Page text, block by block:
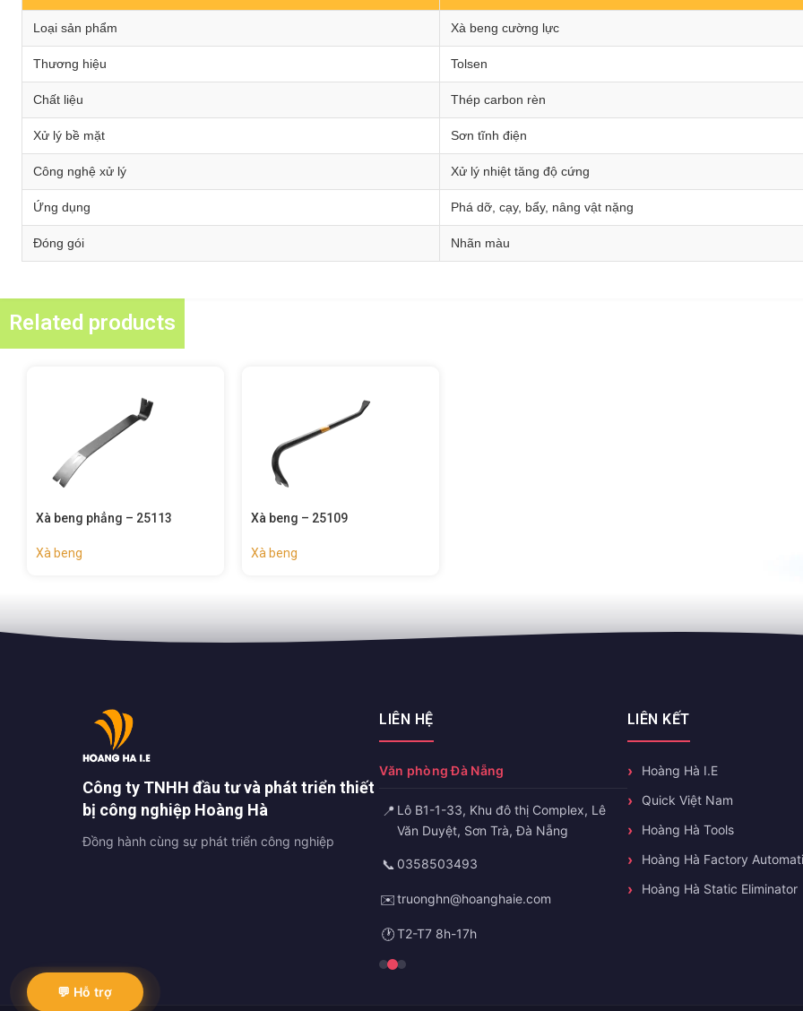
Loại sản phẩm Xà beng cường lực
Thương hiệu Tolsen
Chất liệu Thép carbon rèn
Xử lý bề mặt Sơn tĩnh điện
Công nghệ xử lý Xử lý nhiệt tăng độ cứng
Ứng dụng Phá dỡ, cạy, bẩy, nâng vật nặng
Đóng gói Nhãn màu
Related products
Xà beng phẳng – 25113
Xà beng
Xà beng – 25109
Xà beng
💬 Hỗ trợ
Công ty TNHH đầu tư và phát triển thiết
bị công nghiệp Hoàng Hà
Đồng hành cùng sự phát triển công nghiệp
LIÊN HỆ
Văn phòng Đà Nẵng
📍 Lô B1-1-33, Khu đô thị Complex, Lê
Văn Duyệt, Sơn Trà, Đà Nẵng
📞 0358503493
✉️ truonghn@hoanghaie.com
🕐 T2-T7 8h-17h
LIÊN KẾT
Hoàng Hà I.E
Quick Việt Nam
Hoàng Hà Tools
Hoàng Hà Factory
Hoàng Hà Static Eliminator